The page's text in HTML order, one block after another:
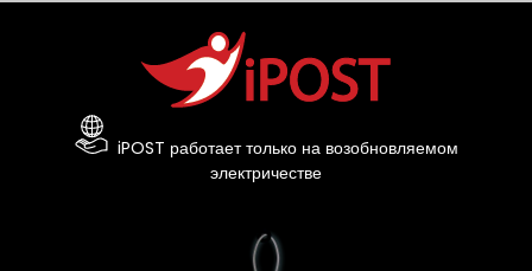
iPOST работает только на возобновляемом
электричестве